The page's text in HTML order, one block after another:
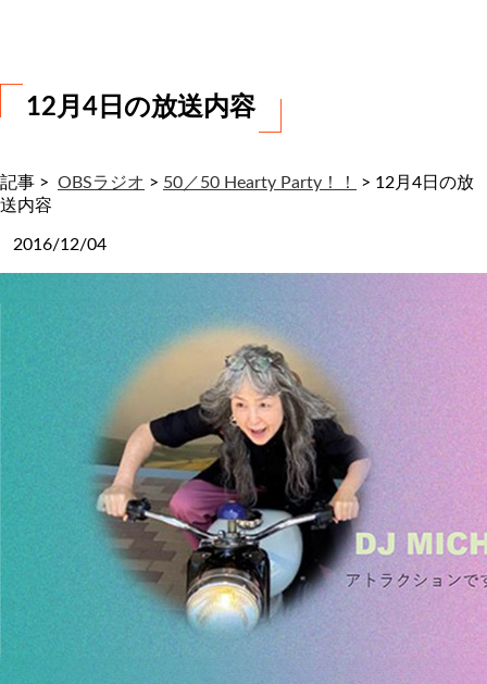
12月4日の放送内容
記事 > OBSラジオ > 50／50 Hearty Party！！ > 12月4日の放
送内容
2016/12/04